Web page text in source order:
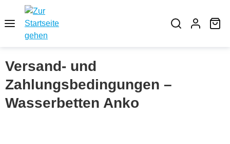
Zum Hauptinhalt springen
Versand- und
Zahlungsbedingungen –
Wasserbetten Anko